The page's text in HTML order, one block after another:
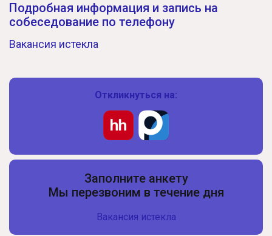
Подробная информация и запись на
собеседование по телефону
Вакансия истекла
Откликнуться на:
Заполните анкету
Мы перезвоним в течение дня
Вакансия истекла